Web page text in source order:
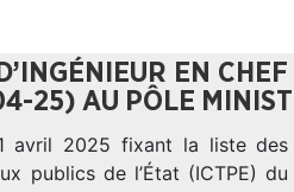
EN
25) AU PÔLE
avril 2025 fixant la liste des
publics de l’État (ICTPE) du